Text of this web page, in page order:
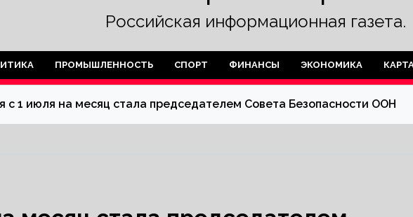
Российская информационная газета.
ПРОМЫШЛЕННОСТЬ СПОРТ ФИНАНСЫ ЭКОНОМИКА
с 1 июля на месяц стала председателем Совета Безопасности ООН